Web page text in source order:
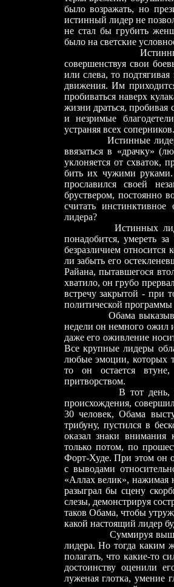
было возражать, но
истинный лидер не
не стал бы грубить
было на светские
совершенствуя свои
или слева, то
движения. Им
пробиваться наверх
жизни драться, пробивая
и незримые
устраняя всех соперников.
Истинные
ввязаться в «драчку»
уклоняется от схваток,
бить их чужими руками.
прославился своей
бруствером, постоянно
считать
лидера?
Истинных
понадобится, умереть
безразличием
ли забыть его
Райана, пытавшегося
хватило, он грубо
встречу закрытой- при
политической программы
Обама
недели он немного ожил
даже его оживление
Все крупные лидеры
любые эмоции, которых
то он остается
притворством.
В тот день,
происхождения,
30 человек, Обама
трибуну, пустился в
оказал знаки внимания
только потом, по
Форт-Худе. При этом он
с выводами
«Аллах велик», нажимая
разыграл бы сцену
слезы, демонстрируя
таков Обама, чтобы
какой настоящий лидер
Суммируя
лидера. Но тогда каким
полагать, что какие-то
достоинству оценили
луженая глотка, умение